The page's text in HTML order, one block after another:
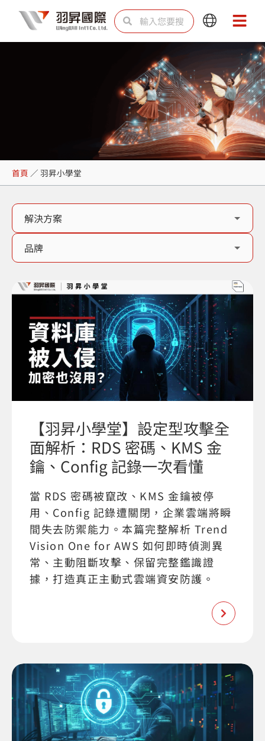
主
搜
尋 尋
Main
Menu
Main
Menu
羽昇小學堂
首頁 ／ 羽昇小學堂
【羽昇小學堂】設定型攻擊全
面解析：RDS 密碼、KMS 金
鑰、Config 記錄一次看懂
當 RDS 密碼被竄改、KMS 金鑰被停
用、Config 記錄遭關閉，企業雲端將瞬
間失去防禦能力。本篇完整解析 Trend
Vision One for AWS 如何即時偵測異
常、主動阻斷攻擊、保留完整鑑識證
據，打造真正主動式雲端資安防護。